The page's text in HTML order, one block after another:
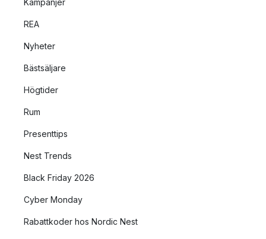
Kampanjer
REA
Nyheter
Bästsäljare
Högtider
Rum
Presenttips
Nest Trends
Black Friday 2026
Cyber Monday
Rabattkoder hos Nordic Nest